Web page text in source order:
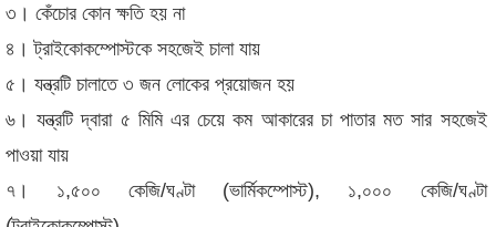
৩। কেঁচোর কোন ক্ষতি হয় না
৪। ট্রাইকোকম্পোস্টকে সহজেই চালা যায়
৫। যন্ত্রটি চালাতে ৩ জন লোকের প্রয়োজন হয়
৬। যন্ত্রটি দ্বারা ৫ মিমি এর চেয়ে কম আকারের চা পাতার মত সার সহজেই
পাওয়া যায়
৭। ১,৫০০ কেজি/ঘণ্টা (ভার্মিকম্পোস্ট), ১,০০০ কেজি/ঘণ্টা